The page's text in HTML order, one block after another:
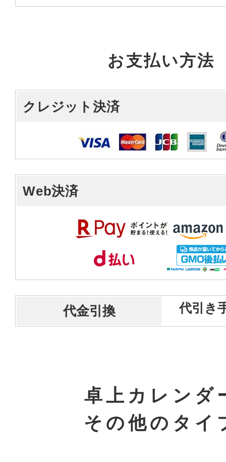
お支払い方法
クレジット決済
Web決済
代金引換 代引き
卓上カレンダ
その他のタイ